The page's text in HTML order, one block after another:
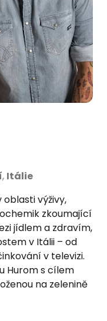
, Itálie
výživy,
zkoumající
jídlem a zdravím,
v Itálii – od
v televizi.
Hurom s cílem
na zelenině